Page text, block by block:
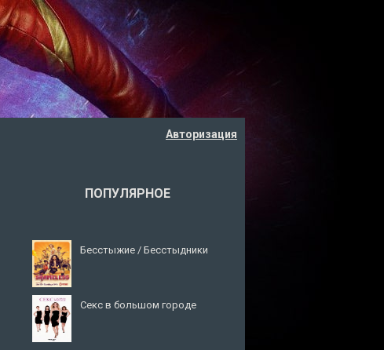
Авторизация
ПОПУЛЯРНОЕ
Бесстыжие / Бесстыдники
Секс в большом городе